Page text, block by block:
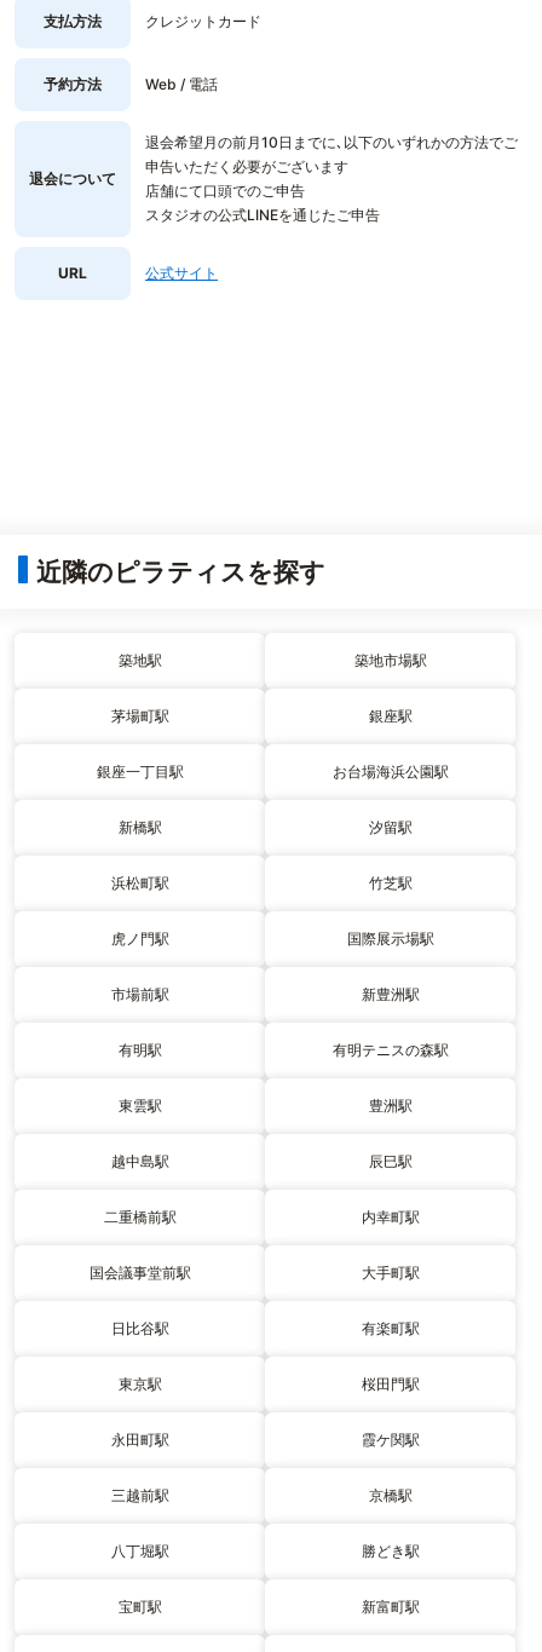
支払方法 クレジットカード
予約方法 Web / 電話
退会について
退会希望月の前月10日までに､以下のいずれかの方法でご
申告いただく必要がございます
店舗にて口頭でのご申告
スタジオの公式LINEを通じたご申告
URL 公式サイト
近隣のピラティスを探す
築地駅 築地市場駅
茅場町駅 銀座駅
銀座一丁目駅 お台場海浜公園駅
新橋駅 汐留駅
浜松町駅 竹芝駅
虎ノ門駅 国際展示場駅
市場前駅 新豊洲駅
有明駅 有明テニスの森駅
東雲駅 豊洲駅
越中島駅 辰巳駅
二重橋前駅 内幸町駅
国会議事堂前駅 大手町駅
日比谷駅 有楽町駅
東京駅 桜田門駅
永田町駅 霞ケ関駅
三越前駅 京橋駅
八丁堀駅 勝どき駅
宝町駅 新富町駅